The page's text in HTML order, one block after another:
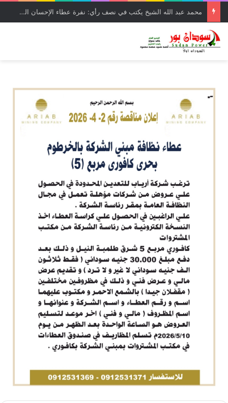
محمد عبد الله الشيخ يكتب في نصف رأي: نفرة عطاء الإحسان الخامسة بالقضارف… سردية الاجادة والحلول الناجعة